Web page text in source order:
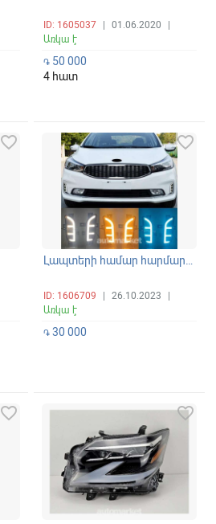
ID: 1605037 01.06.2020
Առկա է
֏50 000
4 հատ
favorite_border
Լապտերի համար հարմարակցիչ
ID: 1606709 26.10.2023
Առկա է
favorite_border
֏30 000
favorite_border favorite_border